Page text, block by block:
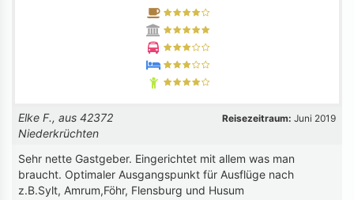
Elke F., aus 42372
Niederkrüchten
Reisezeitraum: Juni 2019
Sehr nette Gastgeber. Eingerichtet mit allem was man
braucht. Optimaler Ausgangspunkt für Ausflüge nach
z.B.Sylt, Amrum,Föhr, Flensburg und Husum